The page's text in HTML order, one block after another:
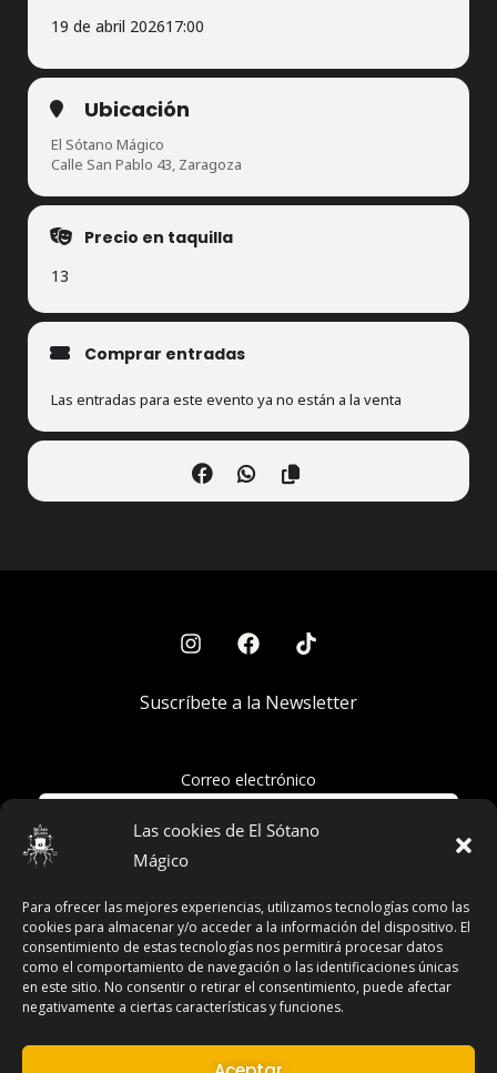
Las cookies de El Sótano
Mágico
Para ofrecer las mejores experiencias, utilizamos tecnologías como las
cookies para almacenar y/o acceder a la información del dispositivo. El
consentimiento de estas tecnologías nos permitirá procesar datos
como el comportamiento de navegación o las identificaciones únicas
en este sitio. No consentir o retirar el consentimiento, puede afectar
negativamente a ciertas características y funciones.
19 de abril 202617:00
Ubicación
El Sótano Mágico
Calle San Pablo 43, Zaragoza
Precio en taquilla
13
Comprar entradas
Las entradas para este evento ya no están a la venta
Suscríbete a la Newsletter
Correo electrónico
Acepto la política de privacidad
Términos y Condiciones